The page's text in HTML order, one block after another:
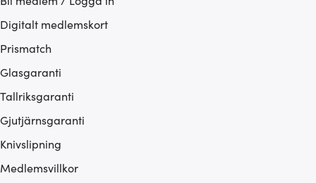
Digitalt medlemskort
Prismatch
Glasgaranti
Tallriksgaranti
Gjutjärnsgaranti
Knivslipning
Medlemsvillkor